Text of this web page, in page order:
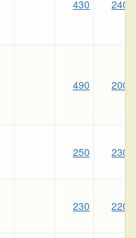
430 240
490 200
250 230
230 220